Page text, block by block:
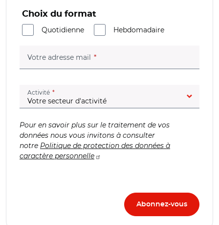
Choix du format
Quotidienne
Hebdomadaire
Votre adresse mail (champ obligatoire)
Activité (champ obligatoire)
Pour en savoir plus sur le traitement de vos
données nous vous invitons à consulter
notre Politique de protection des données à
caractère personnelle